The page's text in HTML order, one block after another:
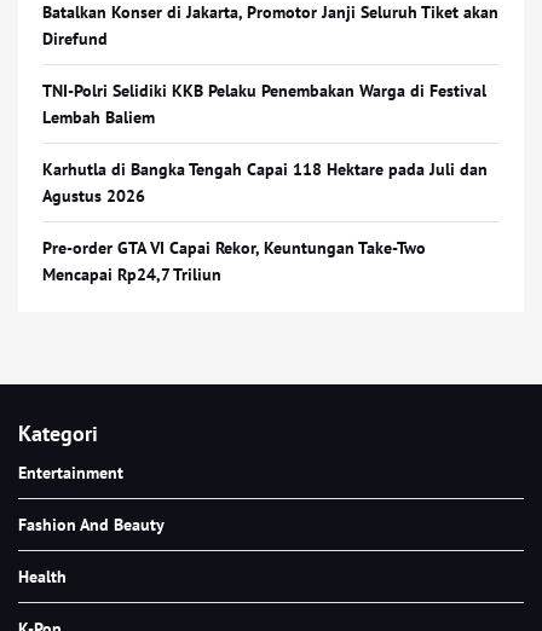
Batalkan Konser di Jakarta, Promotor Janji Seluruh Tiket akan
Direfund
TNI-Polri Selidiki KKB Pelaku Penembakan Warga di Festival
Lembah Baliem
Karhutla di Bangka Tengah Capai 118 Hektare pada Juli dan
Agustus 2026
Pre-order GTA VI Capai Rekor, Keuntungan Take-Two
Mencapai Rp24,7 Triliun
Kategori
Entertainment
Fashion And Beauty
Health